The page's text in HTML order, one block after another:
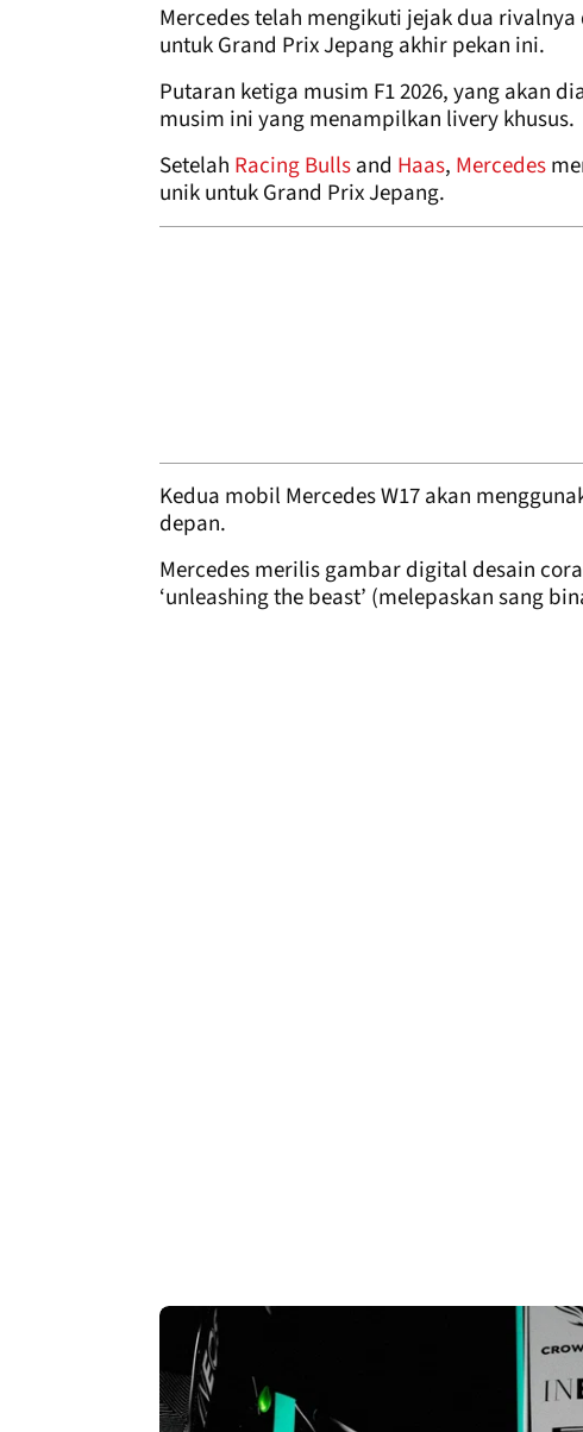
Mercedes telah mengikuti jejak dua
untuk Grand Prix Jepang akhir pekan ini.
Putaran ketiga musim F1 2026, yang akan
musim ini yang menampilkan livery khusus.
Setelah Racing Bullsand Haas, Mercedes
unik untuk Grand Prix Jepang.
Kedua mobil Mercedes W17 akan
depan.
Mercedes merilis gambar digital desain
‘unleashing the beast’ (melepaskan sang